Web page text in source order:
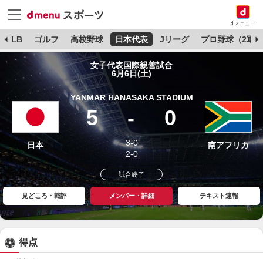
dメニュー
MLB ゴルフ 高校野球 日本代表 Jリーグ プロ野球（2軍）
女子代表国際親善試合
6月6日(土)
YANMAR HANASAKA STADIUM
5 - 0
日本
3-0
2-0
南アフリカ
試合終了
見どころ・戦評 メンバー・詳細 テキスト速報
得点